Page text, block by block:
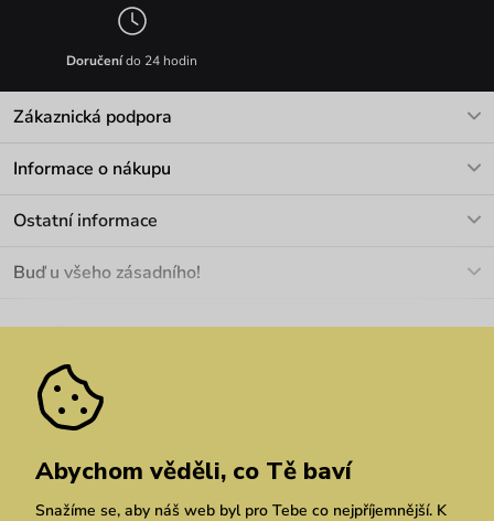
Doručenído 24 hodin
Zákaznická podpora
Informace o nákupu
Materiály a údržba
Pozáruční opravy
Ostatní informace
Velkoobchod
We Care
Dárkové poukazy
Vuchlook
Prodejny
Praha Brno Chrudim
Buď u všeho zásadního!
Zásady ochrany osobních údajů
Abychom věděli, co Tě baví
Snažíme se, aby náš web byl pro Tebe co nejpříjemnější. K